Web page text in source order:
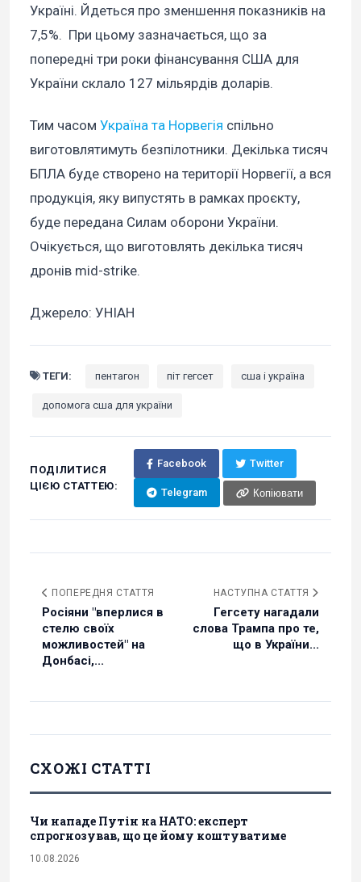
Україні. Йдеться про зменшення показників на
7,5%. При цьому зазначається, що за
попередні три роки фінансування США для
України склало 127 мільярдів доларів.
Тим часом Україна та Норвегія спільно
виготовлятимуть безпілотники. Декілька тисяч
БПЛА буде створено на території Норвегії, а вся
продукція, яку випустять в рамках проєкту,
буде передана Силам оборони України.
Очікується, що виготовлять декілька тисяч
дронів mid-strike.
Джерело: УНІАН
ТЕГИ: пентагон піт гегсет сша і україна
допомога сша для україни
ПОДІЛИТИСЯ
ЦІЄЮ СТАТТЕЮ:
Facebook Twitter
Telegram Копіювати
ПОПЕРЕДНЯ СТАТТЯ
Росіяни "вперлися в
стелю своїх
можливостей" на
Донбасі,...
НАСТУПНА СТАТТЯ
Гегсету нагадали
слова Трампа про те,
що в України...
СХОЖІ СТАТТІ
Чи нападе Путін на НАТО: експерт
спрогнозував, що це йому коштуватиме
10.08.2026